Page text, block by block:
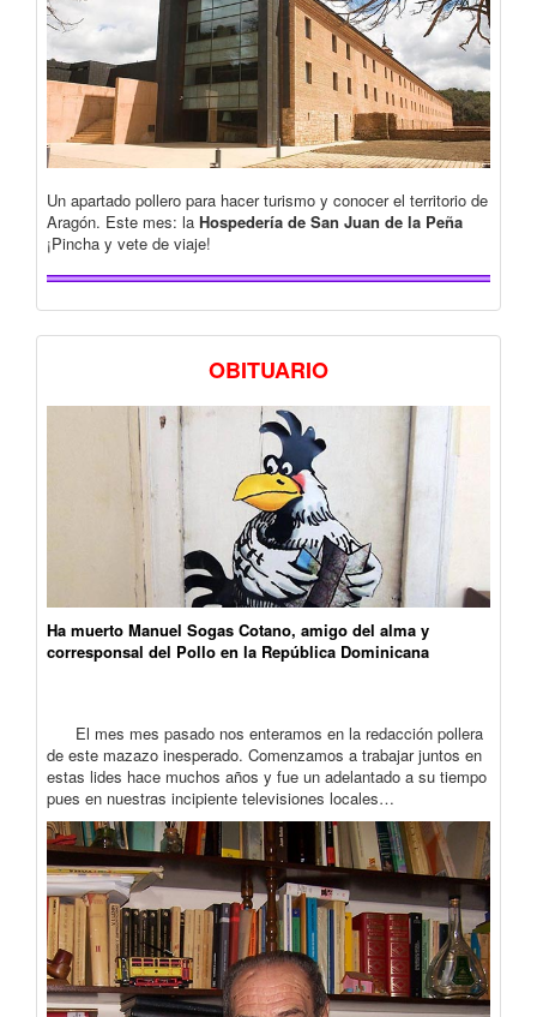
Un apartado pollero para hacer turismo y conocer el territorio de
Aragón. Este mes: la Hospedería de San Juan de la Peña
¡Pincha y vete de viaje!
OBITUARIO
Ha muerto Manuel Sogas Cotano, amigo del alma y
corresponsal del Pollo en la República Dominicana
El mes mes pasado nos enteramos en la redacción pollera
de este mazazo inesperado. Comenzamos a trabajar juntos en
estas lides hace muchos años y fue un adelantado a su tiempo
pues en nuestras incipiente televisiones locales…